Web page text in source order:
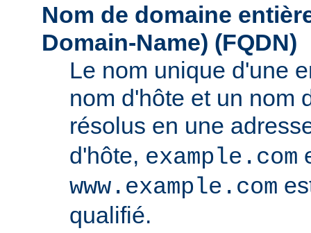
Nom de domaine
Domain-Name) (FQDN)
Le nom unique d'une
nom d'hôte et un nom
résolus en une
d'hôte, example.com
www.example.com
qualifié.